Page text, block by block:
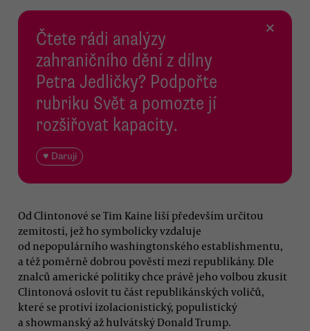
Čtete rádi analýzy
zahraničního dění z dílny
Petra Jedličky? Podpořte
rubriku Svět a pomozte jí
rozšiřovat kapacity.
♥ Daruji
×
Od Clintonové se Tim Kaine liší především určitou
zemitostí, jež ho symbolicky vzdaluje
od nepopulárního washingtonského establishmentu,
a též poměrně dobrou pověstí mezi republikány. Dle
znalců americké politiky chce právě jeho volbou zkusit
Clintonová oslovit tu část republikánských voličů,
které se protiví izolacionistický, populistický
a showmanský až hulvátský Donald Trump.